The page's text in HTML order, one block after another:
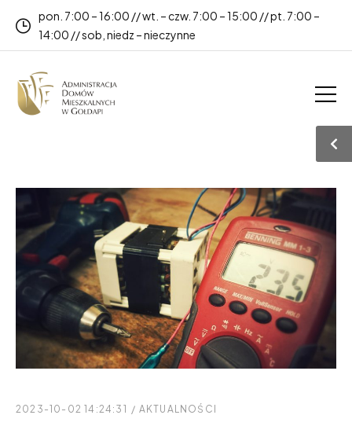
pon. 7:00 – 16:00 // wt. – czw. 7:00 – 15:00 // pt. 7:00 –
14:00 // sob, niedz – nieczynne
2023-10-02 14:24:31 / AKTUALNOŚCI